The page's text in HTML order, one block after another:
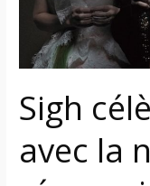
Sigh
avec la
nouvelle
version
réenregistrée
« I
the
World’s